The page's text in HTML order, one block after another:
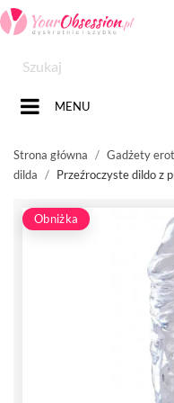
MENU
Strona główna Gadżety
dilda
Przeźroczyste dildo z
Obniżka